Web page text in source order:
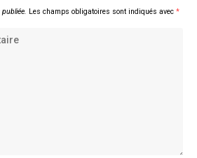
Les champs obligatoires sont indiqués avec *